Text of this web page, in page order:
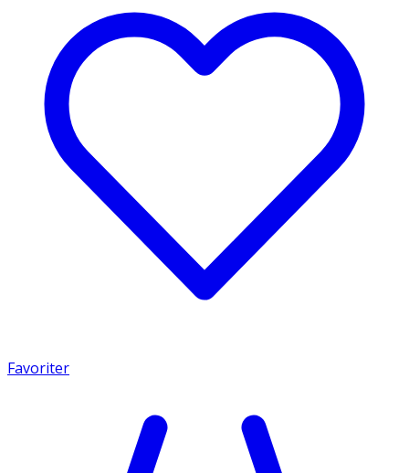
Favoriter